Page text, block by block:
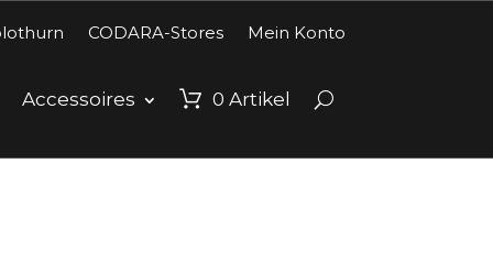
CODARA-Stores Mein Konto
Accessoires 0 Artikel